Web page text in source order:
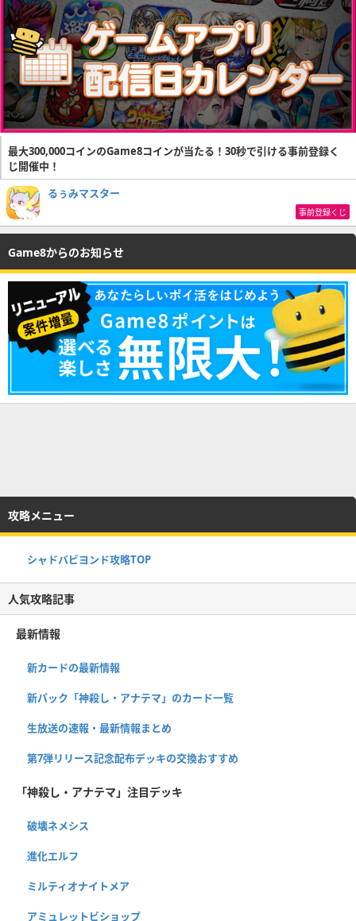
最大300,000コインのGame8コインが当たる！30秒で引ける事前登録く
じ開催中！
るぅみマスター
事前登録くじ
Game8からのお知らせ
攻略メニュー
シャドバビヨンド攻略TOP
人気攻略記事
最新情報
新カードの最新情報
新パック「神殺し・アナテマ」のカード一覧
生放送の速報・最新情報まとめ
第7弾リリース記念配布デッキの交換おすすめ
「神殺し・アナテマ」注目デッキ
破壊ネメシス
進化エルフ
ミルティオナイトメア
アミュレットビショップ